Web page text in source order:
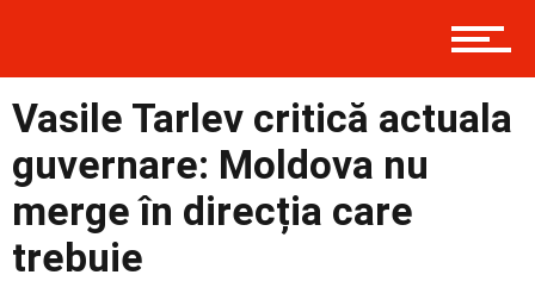
Externe
Vasile Tarlev critică actuala
guvernare: Moldova nu
merge în direcția care
trebuie